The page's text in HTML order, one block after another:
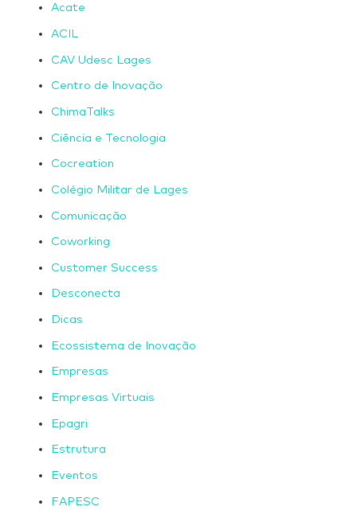
Acate
ACIL
CAV Udesc Lages
Centro de Inovação
ChimaTalks
Ciência e Tecnologia
Cocreation
Colégio Militar de Lages
Comunicação
Coworking
Customer Success
Desconecta
Dicas
Ecossistema de Inovação
Empresas
Empresas Virtuais
Epagri
Estrutura
Eventos
FAPESC